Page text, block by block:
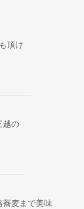
頂け
越の
蕎麦まで美味